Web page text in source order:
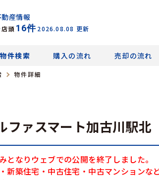
産情報
店頭 16件2026.08.08 更新
物件検索 購入の流れ 売却の流れ
物件詳細
ファスマート加古川駅北
となりウェブでの公開を終了しました。
新築住宅・中古住宅・中古マンションな